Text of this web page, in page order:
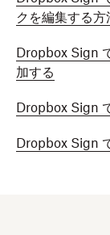
クを編集する方
Dropbox Sign
加する
Dropbox Sign
Dropbox Sign